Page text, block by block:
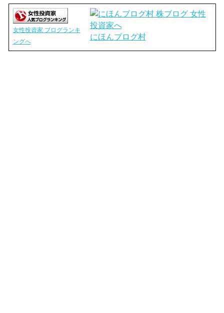
女性投資家 ブログランキ
ングへ
にほんブログ村